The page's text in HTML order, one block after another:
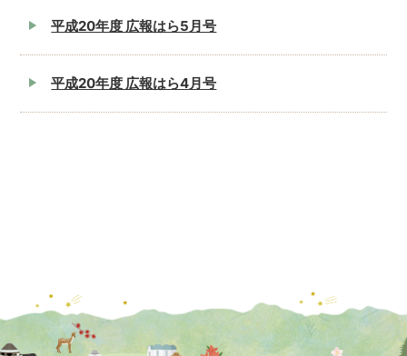
平成20年度 広報はら5月号
平成20年度 広報はら4月号